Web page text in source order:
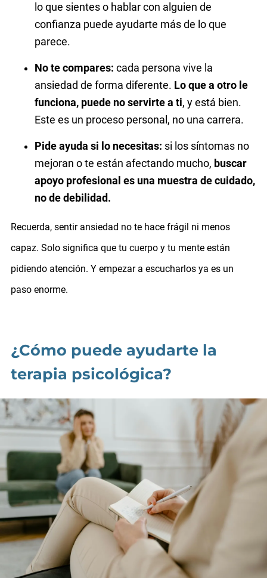
lo que sientes o hablar con alguien de
confianza puede ayudarte más de lo que
parece.
No te compares: cada persona vive la
ansiedad de forma diferente. Lo que a otro le
funciona, puede no servirte a ti, y está bien.
Este es un proceso personal, no una carrera.
Pide ayuda si lo necesitas: si los síntomas no
mejoran o te están afectando mucho, buscar
apoyo profesional es una muestra de cuidado,
no de debilidad.
Recuerda, sentir ansiedad no te hace frágil ni menos
capaz. Solo significa que tu cuerpo y tu mente están
pidiendo atención. Y empezar a escucharlos ya es un
paso enorme.
¿Cómo puede ayudarte la
terapia psicológica?